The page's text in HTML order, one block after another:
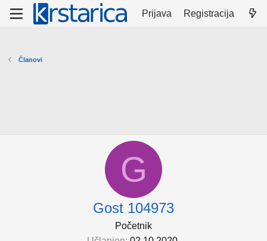
Prijava Registracija
Članovi
G
Gost 104973
Početnik